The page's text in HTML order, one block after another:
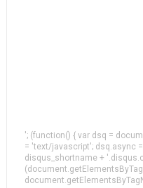
'; (function() { var dsq =
= 'text/javascript'; dsq.async
disqus_shortname +